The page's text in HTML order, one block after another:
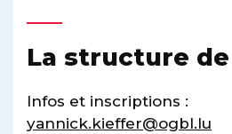
La structure de
Infos et inscriptions :
yannick.kieffer@ogbl.lu